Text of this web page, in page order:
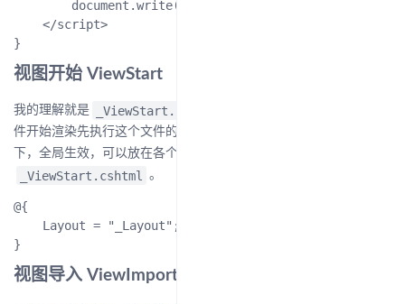
        document.write("hello");
    </script>
视图开始 ViewStart
我的理解就是 _ViewStart.cshtml
件开始渲染先执行这个文件的内容。一般直接放在
下，全局生效，可以放在各个子文件夹下，这样可以覆盖全局的
_ViewStart.cshtml 。
@{
    Layout = "_Layout";
视图导入 ViewImports